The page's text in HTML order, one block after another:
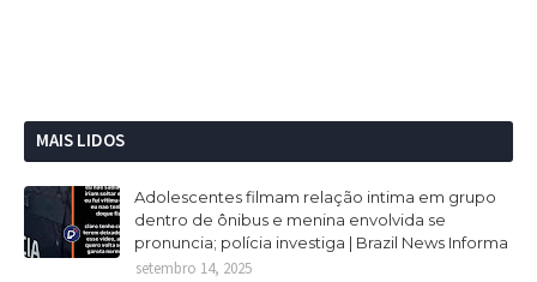
MAIS LIDOS
Adolescentes filmam relação intima em grupo
dentro de ônibus e menina envolvida se
pronuncia; polícia investiga | Brazil News Informa
setembro 14, 2025